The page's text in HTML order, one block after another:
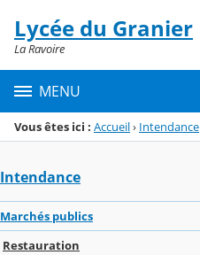
Menu de la rubrique
Contenu
Lycée du Granier
La Ravoire
MENU
Vous êtes ici : Accueil› Intendance
Intendance
Marchés publics
Restauration